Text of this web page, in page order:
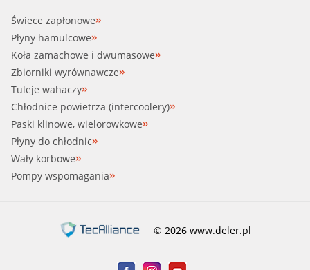
Świece zapłonowe
Płyny hamulcowe
Koła zamachowe i dwumasowe
Zbiorniki wyrównawcze
Tuleje wahaczy
Chłodnice powietrza (intercoolery)
Paski klinowe, wielorowkowe
Płyny do chłodnic
Wały korbowe
Pompy wspomagania
© 2026 www.deler.pl